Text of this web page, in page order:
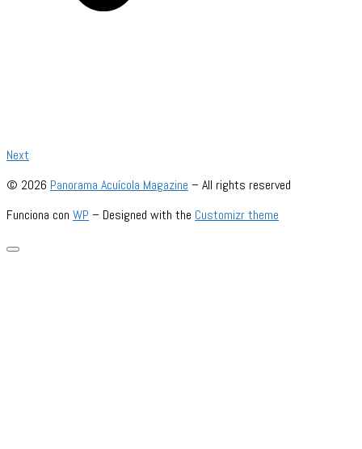
Next
© 2026 Panorama Acuícola Magazine – All rights reserved
Funciona con WP – Designed with the Customizr theme